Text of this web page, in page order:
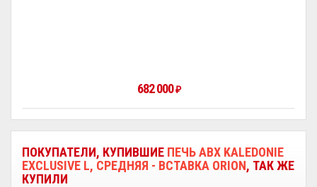
682 000₽
ПОКУПАТЕЛИ, КУПИВШИЕ ПЕЧЬ ABX KALEDONIE
EXCLUSIVE L, СРЕДНЯЯ - ВСТАВКА ORION, ТАК ЖЕ
КУПИЛИ